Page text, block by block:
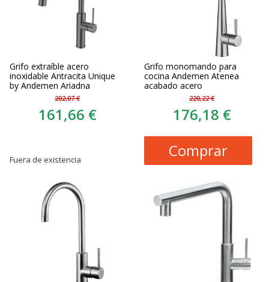
Grifo extraíble acero
inoxidable Antracita Unique
by Andemen Ariadna
202,07 €
161,66 €
Fuera de existencia
Grifo monomando para
cocina Andemen Atenea
acabado acero
220,22 €
176,18 €
Comprar